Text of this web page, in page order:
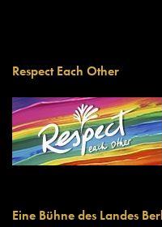
Respect Each Other
Eine Bühne des Landes